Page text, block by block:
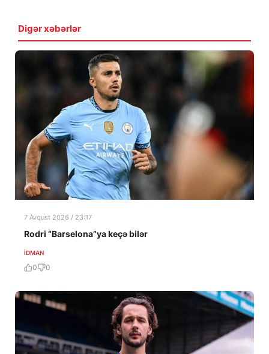
Digər xəbərlər
7 Avqust 2026 / 23:17
Rodri “Barselona”ya keçə bilər
İDMAN
0 0